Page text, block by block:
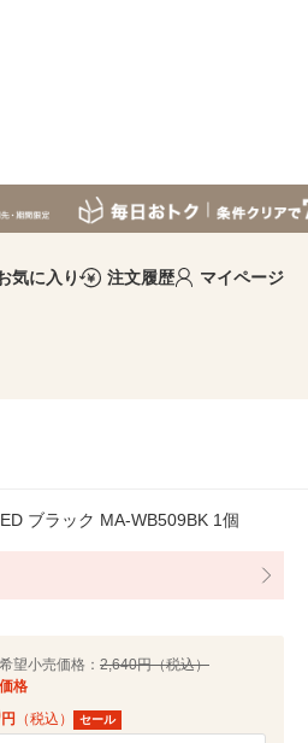
気に入り 注文履歴 マイページ
ブラック MA-WB509BK 1個
望小売価格： 2,640円（税込）
格
円 （税込） セール